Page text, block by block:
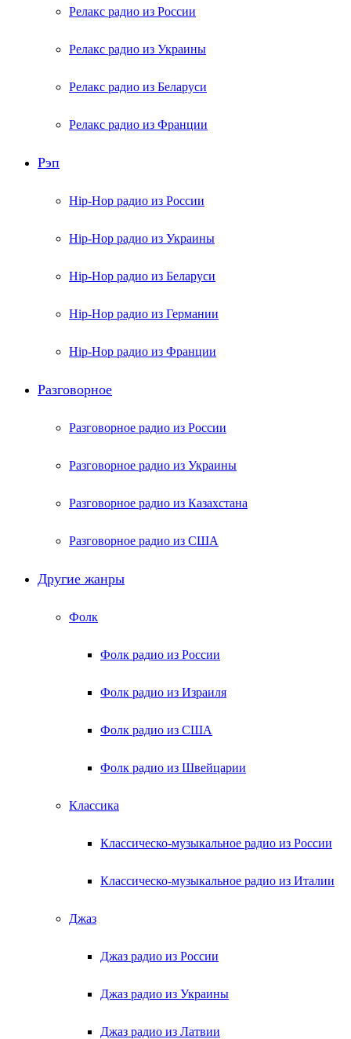
Релакс радио из России
Релакс радио из Украины
Релакс радио из Беларуси
Релакс радио из Франции
Рэп
Hip-Hop радио из России
Hip-Hop радио из Украины
Hip-Hop радио из Беларуси
Hip-Hop радио из Германии
Hip-Hop радио из Франции
Разговорное
Разговорное радио из России
Разговорное радио из Украины
Разговорное радио из Казахстана
Разговорное радио из США
Другие жанры
Фолк
Фолк радио из России
Фолк радио из Израиля
Фолк радио из США
Фолк радио из Швейцарии
Классика
Классическо-музыкальное радио из России
Классическо-музыкальное радио из Италии
Джаз
Джаз радио из России
Джаз радио из Украины
Джаз радио из Латвии